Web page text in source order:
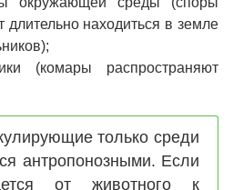
длительно находиться в земле
(комары распространяют
только среди
антропонозными. Если
от животного к